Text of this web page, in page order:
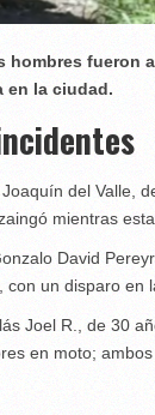
hombres
en la ciudad.
Joaquín del Valle,
mientras
David
con un disparo en
Joel R., de 30
en moto;